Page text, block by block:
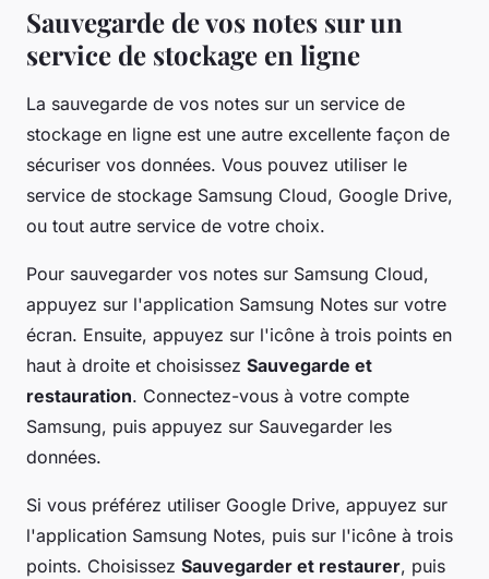
Sauvegarde de vos notes sur un
service de stockage en ligne
La sauvegarde de vos notes sur un service de
stockage en ligne est une autre excellente façon de
sécuriser vos données. Vous pouvez utiliser le
service de stockage Samsung Cloud, Google Drive,
ou tout autre service de votre choix.
Pour sauvegarder vos notes sur Samsung Cloud,
appuyez sur l'application Samsung Notes sur votre
écran. Ensuite, appuyez sur l'icône à trois points en
haut à droite et choisissez Sauvegarde et
restauration. Connectez-vous à votre compte
Samsung, puis appuyez sur Sauvegarder les
données.
Si vous préférez utiliser Google Drive, appuyez sur
l'application Samsung Notes, puis sur l'icône à trois
points. Choisissez Sauvegarder et restaurer, puis